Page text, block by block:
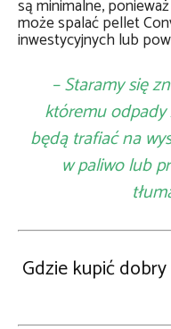
są minimalne,
może spalać pellet
inwestycyjnych lub
– Staramy się
któremu
będą trafiać na
w paliwo lub
Gdzie kupić